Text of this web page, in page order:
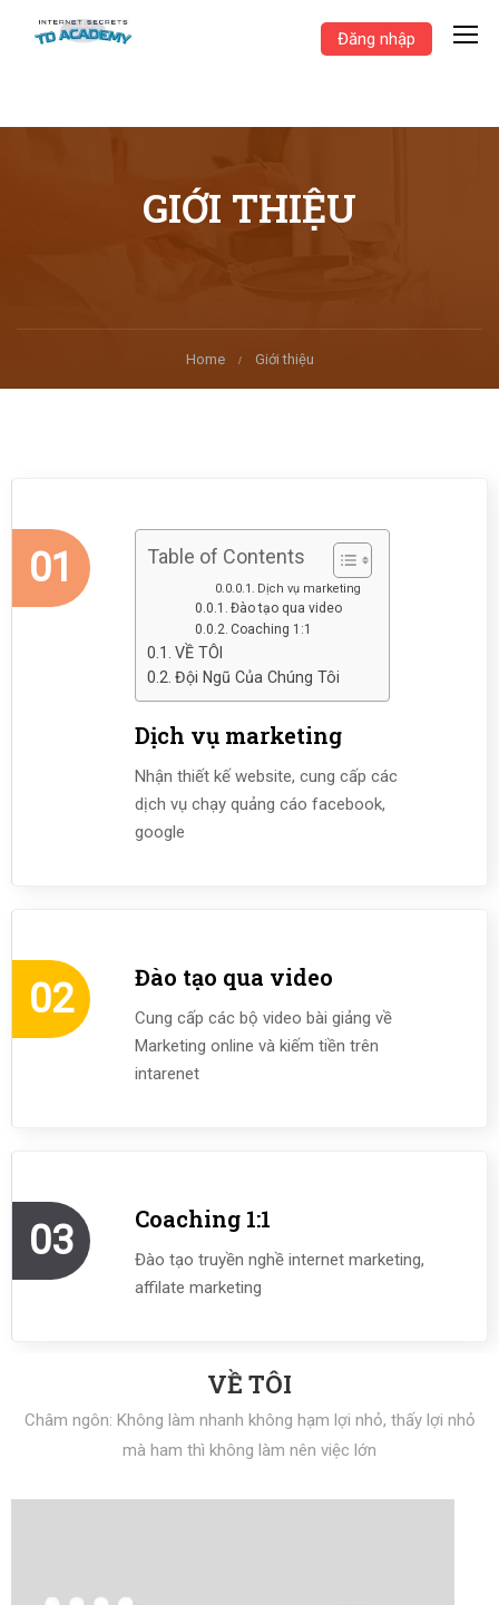
Đăng nhập
GIỚI THIỆU
Home Giới thiệu
01 Table of Contents
Dịch vụ marketing
Đào tạo qua video
Coaching 1:1
VỀ TÔI
Đội Ngũ Của Chúng Tôi
Dịch vụ marketing
Nhận thiết kế website, cung cấp các
dịch vụ chạy quảng cáo facebook,
google
02 Đào tạo qua video
Cung cấp các bộ video bài giảng về
Marketing online và kiếm tiền trên
intarenet
03 Coaching 1:1
Đào tạo truyền nghề internet marketing,
affilate marketing
VỀ TÔI
Châm ngôn: Không làm nhanh không hạm lợi nhỏ, thấy lợi nhỏ
mà ham thì không làm nên việc lớn